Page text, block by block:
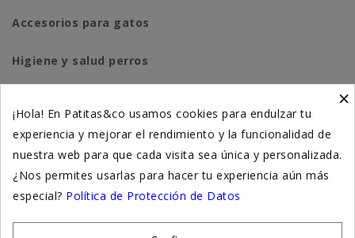
Accesorios para gatos
Higiene y salud perros
Suplementación natural
Otros
×
¡Hola! En Patitas&co usamos cookies para endulzar tu
experiencia y mejorar el rendimiento y la funcionalidad de
nuestra web para que cada visita sea única y personalizada.
¿Nos permites usarlas para hacer tu experiencia aún más
especial? Política de Protección de Datos